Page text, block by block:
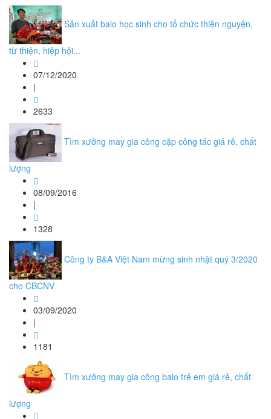
Sản xuất balo học sinh cho tổ chức thiện nguyện,
từ thiện, hiệp hội...
07/12/2020
|
2633
Tìm xưởng may gia công cặp công tác giá rẻ, chất
lượng
08/09/2016
|
1328
Công ty B&A Việt Nam mừng sinh nhật quý 3/2020
cho CBCNV
03/09/2020
|
1181
Tìm xưởng may gia công balo trẻ em giá rẻ, chất
lượng